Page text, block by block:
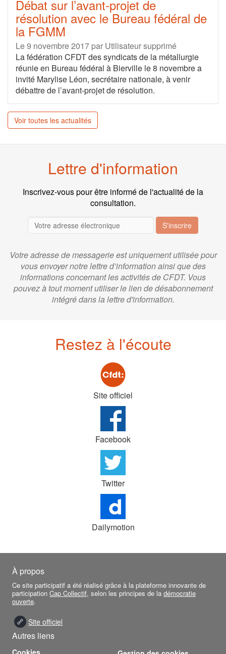
Débat sur l’avant-projet de
résolution avec le Bureau fédéral de
la FGMM
Le 9 novembre 2017 par Utilisateur supprimé
La fédération CFDT des syndicats de la métallurgie
réunie en Bureau fédéral à Bierville le 8 novembre a
invité Marylise Léon, secrétaire nationale, à venir
débattre de l’avant-projet de résolution.
Voir toutes les actualités
Lettre d'information
Inscrivez-vous pour être informé de l'actualité de la
consultation.
S'inscrire
Votre adresse de messagerie est uniquement utilisée pour
vous envoyer notre lettre d’information ainsi que des
informations concernant les activités de CFDT. Vous
pouvez à tout moment utiliser le lien de désabonnement
intégré dans la lettre d'information.
Restez à l'écoute
Site officiel
Facebook
Twitter
Dailymotion
À propos
Ce site participatif a été réalisé grâce à la plateforme innovante de
participation Cap Collectif, selon les principes de la démocratie
ouverte.
Site officiel
Autres liens
Cookies